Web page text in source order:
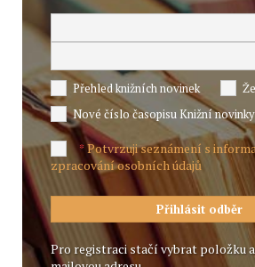
Přehled knižních novinek
Nové číslo časopisu Knižní novinky
*Potvrzuji seznámení s
zpracování osobních údajů
Pro registraci stačí vybrat položku